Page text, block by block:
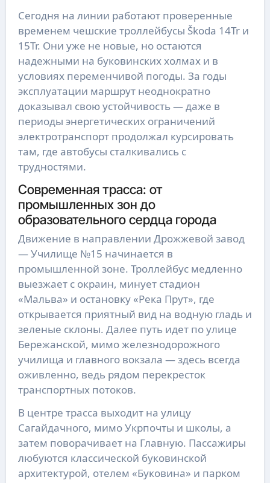
Сегодня на линии работают проверенные
временем чешские троллейбусы Škoda 14Tr и
15Tr. Они уже не новые, но остаются
надежными на буковинских холмах и в
условиях переменчивой погоды. За годы
эксплуатации маршрут неоднократно
доказывал свою устойчивость — даже в
периоды энергетических ограничений
электротранспорт продолжал курсировать
там, где автобусы сталкивались с
трудностями.
Современная трасса: от
промышленных зон до
образовательного сердца города
Движение в направлении Дрожжевой завод
— Училище №15 начинается в
промышленной зоне. Троллейбус медленно
выезжает с окраин, минует стадион
«Мальва» и остановку «Река Прут», где
открывается приятный вид на водную гладь и
зеленые склоны. Далее путь идет по улице
Бережанской, мимо железнодорожного
училища и главного вокзала — здесь всегда
оживленно, ведь рядом перекресток
транспортных потоков.
В центре трасса выходит на улицу
Сагайдачного, мимо Укрпочты и школы, а
затем поворачивает на Главную. Пассажиры
любуются классической буковинской
архитектурой, отелем «Буковина» и парком